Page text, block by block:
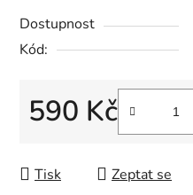
Dostupnost
Kód:
590 Kč
Tisk Zeptat se